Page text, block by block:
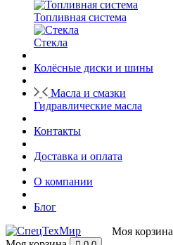
Топливная система
Стекла
Колёсные диски и шины
Масла и смазки
Гидравлические масла
Контакты
Доставка и оплата
О компании
Блог
Моя корзина